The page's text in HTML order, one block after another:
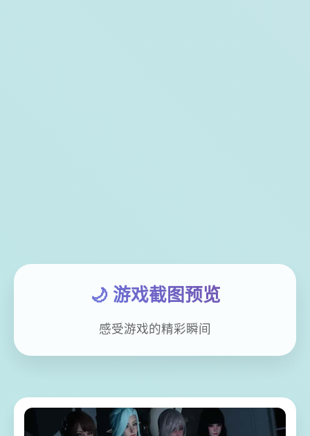
🌙 游戏截图预览
感受游戏的精彩瞬间